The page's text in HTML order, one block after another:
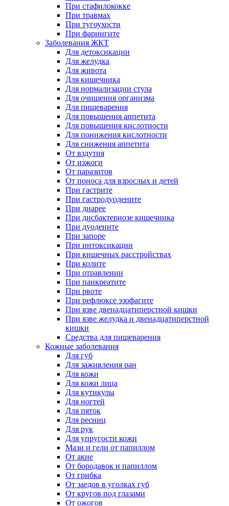
При стафилококке
При травмах
При тугоухости
При фарингите
Заболевания ЖКТ
Для детоксикации
Для желудка
Для живота
Для кишечника
Для нормализации стула
Для очищения организма
Для пищеварения
Для повышения аппетита
Для повышения кислотности
Для понижения кислотности
Для снижения аппетита
От вздутия
От изжоги
От паразитов
От поноса для взрослых и детей
При гастрите
При гастродуодените
При диарее
При дисбактериозе кишечника
При дуодените
При запоре
При интоксикации
При кишечных расстройствах
При колите
При отравлении
При панкреатите
При рвоте
При рефлюксе эзофагите
При язве двенадцатиперстной кишки
При язве желудка и двенадцатиперстной
кишки
Средства для пищеварения
Кожные заболевания
Для губ
Для заживления ран
Для кожи
Для кожи лица
Для кутикулы
Для ногтей
Для пяток
Для ресниц
Для рук
Для упругости кожи
Мази и гели от папиллом
От акне
От бородавок и папиллом
От грибка
От заедов в уголках губ
От кругов под глазами
От ожогов